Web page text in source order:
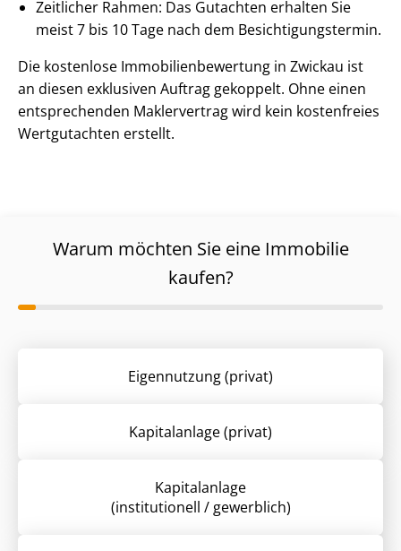
Zeitlicher Rahmen: Das Gutachten erhalten Sie
meist 7 bis 10 Tage nach dem Be­sich­ti­gungs­ter­min.
Die kostenlose Im­mo­bi­li­en­be­wer­tung in Zwickau ist
an diesen exklusiven Auftrag gekoppelt. Ohne einen
entsprechenden Maklervertrag wird kein kostenfreies
Wertgutachten erstellt.
Warum möchten Sie eine Immobilie
kaufen?
Eigennutzung (privat)
Kapitalanlage (privat)
Kapitalanlage
(institutionell / gewerblich)